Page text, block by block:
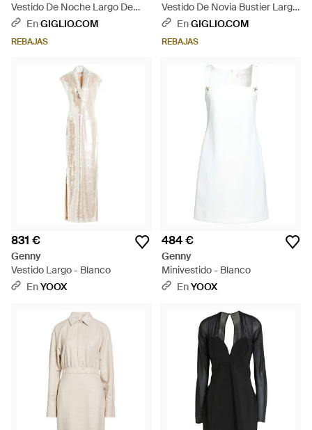
Vestido De Noche Largo De
Encaje Con Bustier Plisado Y
EnGIGLIO.COM
REBAJAS
Vestido De Novia Bustier Largo
De Raso Con Volantes - Blanco
EnGIGLIO.COM
REBAJAS
831 €
Genny
Vestido Largo - Blanco
EnYOOX
484 €
Genny
Minivestido - Blanco
EnYOOX